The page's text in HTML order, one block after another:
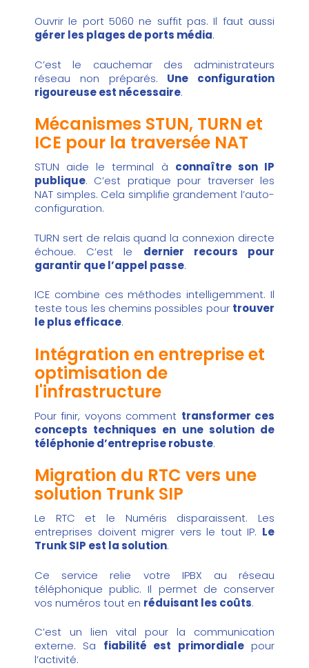
Ouvrir le port 5060 ne suffit pas. Il faut aussi
gérer les plages de ports média.
C’est le cauchemar des administrateurs
réseau non préparés. Une configuration
rigoureuse est nécessaire.
Mécanismes STUN, TURN et
ICE pour la traversée NAT
STUN aide le terminal à connaître son IP
publique. C’est pratique pour traverser les
NAT simples. Cela simplifie grandement l’auto-
configuration.
TURN sert de relais quand la connexion directe
échoue. C’est le dernier recours pour
garantir que l’appel passe.
ICE combine ces méthodes intelligemment. Il
teste tous les chemins possibles pour trouver
le plus efficace.
Intégration en entreprise et
optimisation de
l'infrastructure
Pour finir, voyons comment transformer ces
concepts techniques en une solution de
téléphonie d’entreprise robuste.
Migration du RTC vers une
solution Trunk SIP
Le RTC et le Numéris disparaissent. Les
entreprises doivent migrer vers le tout IP. Le
Trunk SIP est la solution.
Ce service relie votre IPBX au réseau
téléphonique public. Il permet de conserver
vos numéros tout en réduisant les coûts.
C’est un lien vital pour la communication
externe. Sa fiabilité est primordialepour
l’activité.